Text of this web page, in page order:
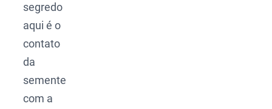
segredo
aqui é o
contato
da
semente
com a